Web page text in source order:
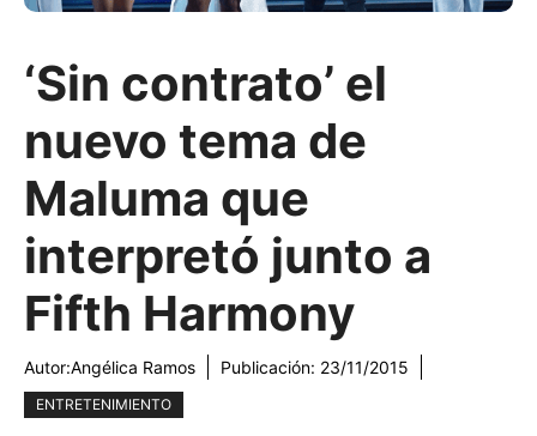
‘Sin contrato’ el
nuevo tema de
Maluma que
interpretó junto a
Fifth Harmony
Autor:Angélica Ramos Publicación: 23/11/2015
ENTRETENIMIENTO